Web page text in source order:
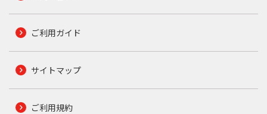
ご利用ガイド
サイトマップ
ご利用規約